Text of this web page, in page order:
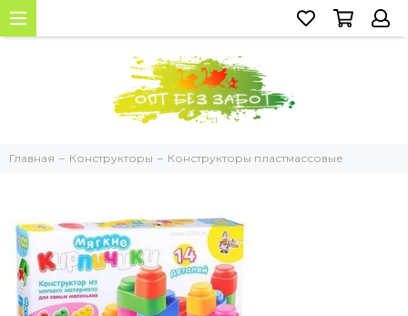
Главная Конструкторы Конструкторы пластмассовые